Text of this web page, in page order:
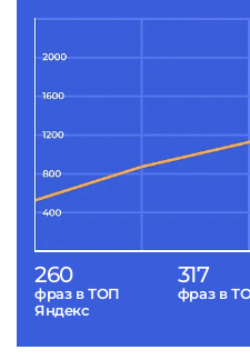
260
фраз в ТОП
Яндекс
317
фраз в